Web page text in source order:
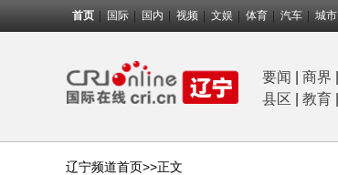
首页 国际 国内 视频 文娱 体育 汽车 城市
要闻 商界
县区
教育
辽宁频道首页>>正文